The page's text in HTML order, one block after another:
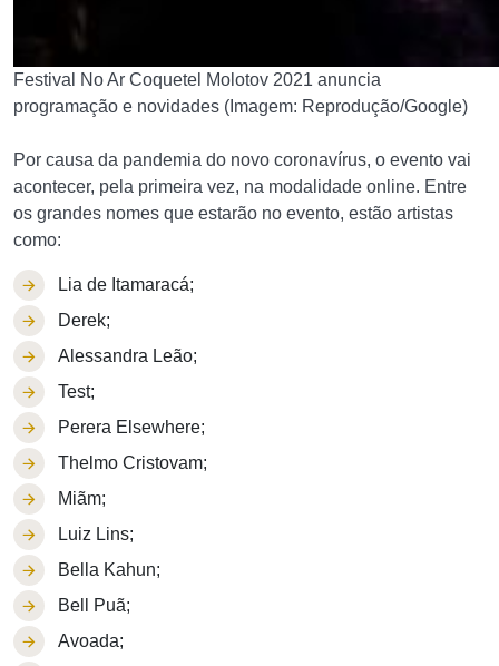
Festival No Ar Coquetel Molotov 2021 anuncia
programação e novidades (Imagem: Reprodução/Google)
Por causa da pandemia do novo coronavírus, o evento vai
acontecer, pela primeira vez, na modalidade online. Entre
os grandes nomes que estarão no evento, estão artistas
como:
Lia de Itamaracá;
Derek;
Alessandra Leão;
Test;
Perera Elsewhere;
Thelmo Cristovam;
Miãm;
Luiz Lins;
Bella Kahun;
Bell Puã;
Avoada;